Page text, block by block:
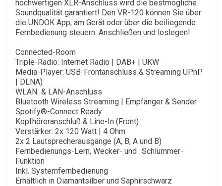
hochwertigen XLR-Anschluss wird die bestmögliche
Soundqualität garantiert! Den VR-120 können Sie über
die UNDOK App, am Gerät oder über die beiliegende
Fernbedienung steuern. Anschließen und loslegen!
Connected-Room
Triple-Radio: Internet Radio | DAB+ | UKW
Media-Player: USB-Frontanschluss & Streaming UPnP
| DLNA)
WLAN & LAN-Anschluss
Bluetooth Wireless Streaming | Empfänger & Sender
Spotify®-Connect Ready
Kopfhöreranschluß & Line-In (Front)
Verstärker: 2x 120 Watt | 4 Ohm
2x 2 Lautsprecherausgänge (A, B, A und B)
Fernbedienungs-Lern, Wecker- und Schlummer-
Funktion
Inkl. Systemfernbedienung
Erhältlich in Diamantsilber und Saphirschwarz